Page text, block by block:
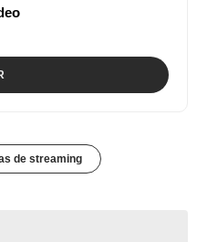
de streaming